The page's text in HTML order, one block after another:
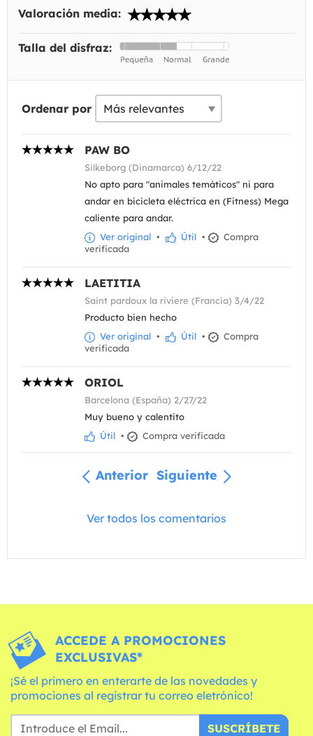
Valoración media:
Talla del disfraz:
Ordenar por
PAW BO
Silkeborg (Dinamarca) 6/12/22
No apto para "animales temáticos" ni para
andar en bicicleta eléctrica en (Fitness) Mega
caliente para andar.
Ver original • Útil •
Compra
verificada
LAETITIA
Saint pardoux la riviere (Francia) 3/4/22
Producto bien hecho
Ver original • Útil •
Compra
verificada
ORIOL
Barcelona (España) 2/27/22
Muy bueno y calentito
Útil • Compra verificada
Anterior Siguiente
Ver todos los comentarios
ACCEDE A PROMOCIONES
EXCLUSIVAS*
¡Sé el primero en enterarte de las novedades y
promociones al registrar tu correo eletrónico!
SUSCRÍBETE